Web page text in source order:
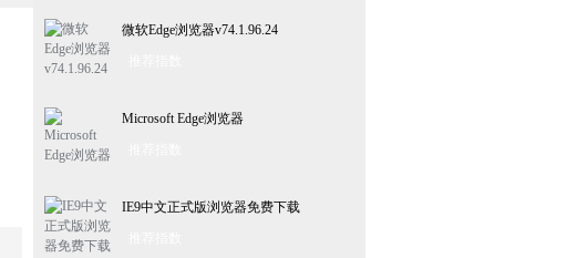
微软Edge浏览器v74.1.96.24
Microsoft Edge浏览器
IE9中文正式版浏览器免费下载